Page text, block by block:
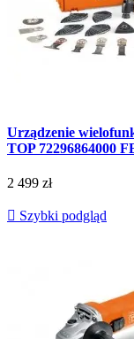
Urządzenie
TOP 72296864000
2 499 zł
 Szybki podgląd